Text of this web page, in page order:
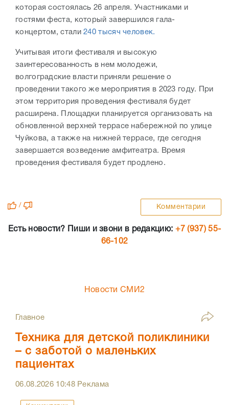
которая состоялась 26 апреля. Участниками и
гостями феста, который завершился гала-
концертом, стали240 тысяч человек.
Учитывая итоги фестиваля и высокую
заинтересованность в нем молодежи,
волгоградские власти приняли решение о
проведении такого же мероприятия в 2023 году. При
этом территория проведения фестиваля будет
расширена. Площадки планируется организовать на
обновленной верхней террасе набережной по улице
Чуйкова, а также на нижней террасе, где сегодня
завершается возведение амфитеатра. Время
проведения фестиваля будет продлено.
/ Комментарии
Есть новости? Пиши и звони в редакцию: +7 (937) 55-
66-102
Новости СМИ2
Главное
Техника для детской поликлиники
– с заботой о маленьких
пациентах
06.08.2026 10:48Реклама